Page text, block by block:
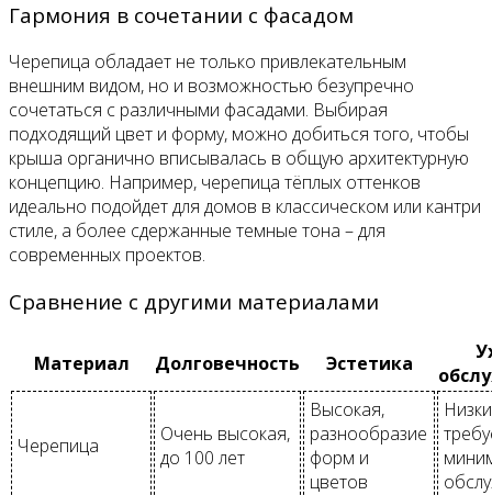
Гармония в сочетании с фасадом
Черепица обладает не только привлекательным
внешним видом, но и возможностью безупречно
сочетаться с различными фасадами. Выбирая
подходящий цвет и форму, можно добиться того, чтобы
крыша органично вписывалась в общую архитектурную
концепцию. Например, черепица тёплых оттенков
идеально подойдет для домов в классическом или кантри
стиле, а более сдержанные темные тона – для
современных проектов.
Сравнение с другими материалами
Материал Долговечность Эстетика
Черепица
Очень высокая,
до 100 лет
Высокая,
разнообразие
форм и
цветов